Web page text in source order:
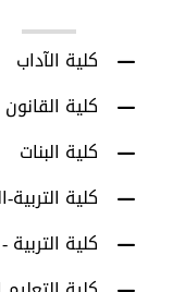
كلية الآداب
كلية القانون
كلية البنات
كلية التربية-
كلية